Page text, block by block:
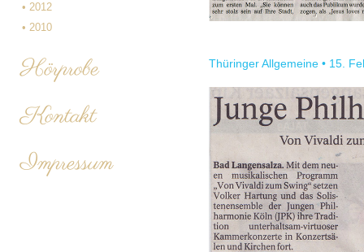
• 2012
• 2010
Hörprobe
Kontakt
Impressum
Thüringer Allgemeine • 15.